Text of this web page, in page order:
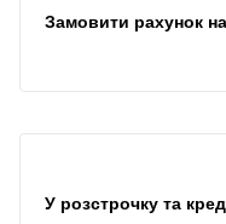
Замовити рахунок
У розстрочку та